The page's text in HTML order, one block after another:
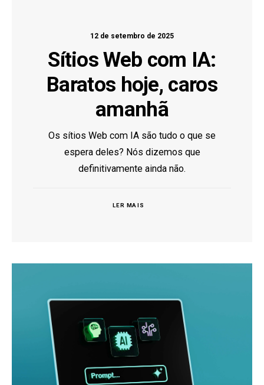
12 de setembro de 2025
Sítios Web com IA:
Baratos hoje, caros
amanhã
Os sítios Web com IA são tudo o que se
espera deles? Nós dizemos que
definitivamente ainda não.
LER MAIS